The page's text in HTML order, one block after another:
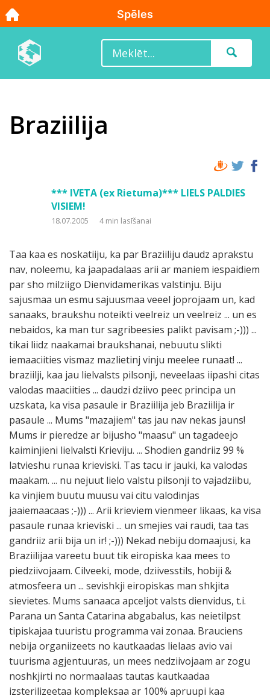
Braziilija
*** IVETA (ex Rietuma)*** LIELS PALDIES
VISIEM!
18.07.2005 4 min lasīšanai
Taa kaa es noskatiiju, ka par Braziiliju daudz aprakstu
nav, noleemu, ka jaapadalaas arii ar maniem iespaidiem
par sho milziigo Dienvidamerikas valstinju. Biju
sajusmaa un esmu sajuusmaa veeel joprojaam un, kad
sanaaks, braukshu noteikti veelreiz un veelreiz ... un es
nebaidos, ka man tur sagribeesies palikt pavisam ;-))) ...
tikai liidz naakamai braukshanai, nebuutu slikti
iemaaciities vismaz mazlietinj vinju meelee runaat! ...
braziilji, kaa jau lielvalsts pilsonji, neveelaas iipashi citas
valodas maaciities ... daudzi dziivo peec principa un
uzskata, ka visa pasaule ir Braziilija jeb Braziilija ir
pasaule ... Mums "mazajiem" tas jau nav nekas jauns!
Mums ir pieredze ar bijusho "maasu" un tagadeejo
kaiminjieni lielvalsti Krieviju. ... Shodien gandriiz 99 %
latvieshu runaa krieviski. Tas tacu ir jauki, ka valodas
maakam. ... nu nejuut lielo valstu pilsonji to vajadziibu,
ka vinjiem buutu muusu vai citu valodinjas
jaaiemaacaas ;-))) ... Arii krieviem vienmeer likaas, ka visa
pasaule runaa krieviski ... un smejies vai raudi, taa tas
gandriiz arii bija un ir! ;-))) Nekad nebiju domaajusi, ka
Braziilijaa vareetu buut tik eiropiska kaa mees to
piedziivojaam. Cilveeki, mode, dziivesstils, hobiji &
atmosfeera un ... sevishkji eiropiskas man shkjita
sievietes. Mums sanaaca apceljot valsts dienvidus, t.i.
Parana un Santa Catarina abgabalus, kas neietilpst
tipiskajaa tuuristu programma vai zonaa. Brauciens
nebija organiizeets no kautkaadas lielaas avio vai
tuurisma agjentuuras, un mees nedziivojaam ar zogu
noshkjirti no normaalaas tautas kautkaadaa
izsterilizeetaa kompleksaa ar 100% apruupi kaa